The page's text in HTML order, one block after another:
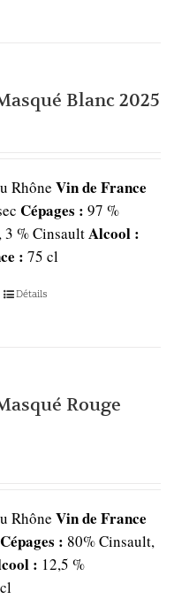
Blanc 2025
Rhône Vin de France
Cépages : 97 %
3 % CinsaultAlcool :
: 75 cl
Détails
Rouge
Rhône Vin de France
Cépages : 80% Cinsault,
: 12,5 %